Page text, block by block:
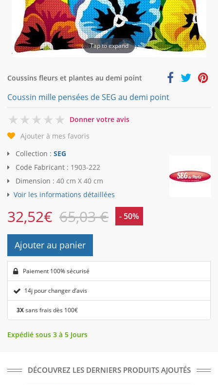
Tap to expand
Coussins fleurs et plantes au demi point
Coussin mille pensées de SEG au demi point
0
Donner votre avis
Ajouter à mes favoris
Collection : SEG
Code Fabricant : 1903-222
Dimension : 40 cm X 40 cm
Voir les informations détaillées
32,52€ 65,03 € - 50%
Ajouter au panier
Paiement 100% sécurisé
14j pour changer d’avis
3Xsans frais dès 100€
Expédié sous 3 à 5 Jours
DÉCOUVREZ LES DERNIERS PRODUITS AJOUTÉS